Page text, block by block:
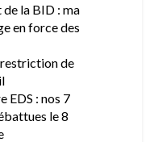
la BID : ma
en force des
de
EDS : nos 7
le 8